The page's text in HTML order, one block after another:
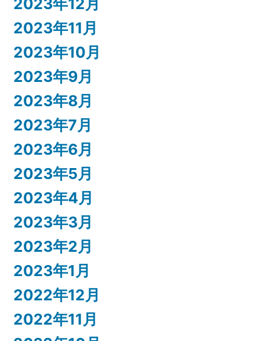
2023年11月
2023年10月
2023年9月
2023年8月
2023年7月
2023年6月
2023年5月
2023年4月
2023年3月
2023年2月
2023年1月
2022年12月
2022年11月